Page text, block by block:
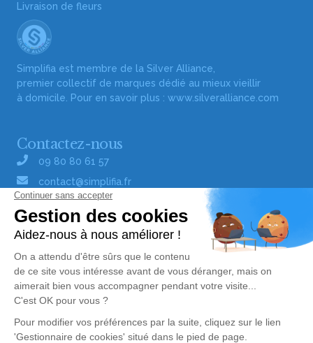
Livraison de fleurs
Simplifia est membre de la Silver Alliance,
premier collectif de marques dédié au mieux vieillir
à domicile. Pour en savoir plus : www.silveralliance.com
Contactez-nous
09 80 80 61 57
contact@simplifia.fr
Réseaux sociaux
Liens utiles
Publier un avis de décès
Signaler un abus/une erreur